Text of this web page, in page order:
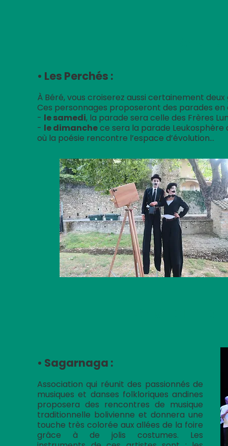
• Les Perchés :
À Béré, vous croiserez aussi certainement
Ces personnages proposeront des parades
- le samedi, la parade sera celle des Frères
- le dimanchece sera la parade
où la poésie rencontre l’espace d’évolution…
• Sagarnaga :
Association qui réunit des passionnés de
musiques et danses folkloriques andines
proposera des rencontres de musique
traditionnelle bolivienne et donnera une
touche très colorée aux allées de la foire
grâce à de jolis costumes. Les